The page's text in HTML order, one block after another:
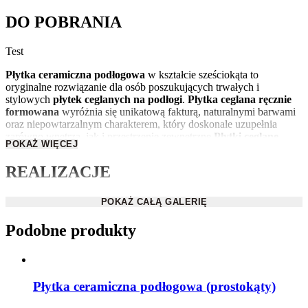
DO POBRANIA
Test
Płytka ceramiczna podłogowa w kształcie sześciokąta to
oryginalne rozwiązanie dla osób poszukujących trwałych i
stylowych płytek ceglanych na podłogi. Płytka ceglana ręcznie
formowana wyróżnia się unikatową fakturą, naturalnymi barwami
oraz niepowtarzalnym charakterem, który doskonale uzupełnia
zarówno wnętrza, jak i przestrzenie zewnętrzne. Płytki ceglane
sześciokątneto wysokiej jakości
odcienie cegły oraz oryginalny, geometryczny kształt sześciokąta
zarówno w nowoczesnych aranżacjach, jak i we wnętrzach
rustykalnych czy loftowych. Produkt jest odporny na ścieranie i
czynniki mechaniczne, co czyni go doskonałym wyborem do
intensywnie użytkowanych pomieszczeń.
Zastosowanie – płytki ceglane podłogowe w
Twoim domu
POKAŻ WIĘCEJ
REALIZACJE
POKAŻ CAŁĄ GALERIĘ
Podobne produkty
Płytka ceramiczna podłogowa (prostokąty)